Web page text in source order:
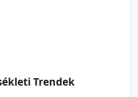
Trendek